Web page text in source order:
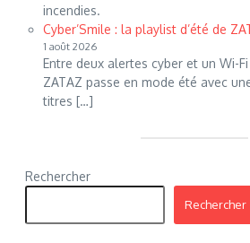
incendies.
Cyber’Smile : la playlist d’été de
1 août 2026
Entre deux alertes cyber et un Wi-
ZATAZ passe en mode été avec
titres […]
Rechercher
Rechercher